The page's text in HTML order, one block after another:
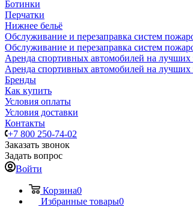
Ботинки
Перчатки
Нижнее бельё
Обслуживание и перезаправка систем
Обслуживание и перезаправка систем
Аренда спортивных автомобилей на лучших
Аренда спортивных автомобилей на лучших
Бренды
Как купить
Условия оплаты
Условия доставки
Контакты
+7 800 250-74-02
Заказать звонок
Задать вопрос
Войти
Корзина0
Избранные товары0